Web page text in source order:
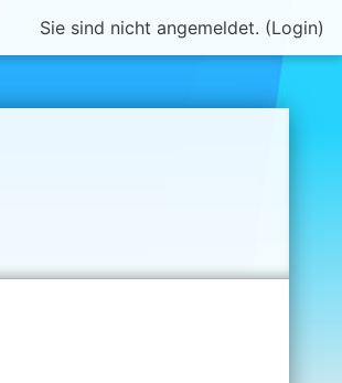
Sie sind nicht angemeldet. (Login)